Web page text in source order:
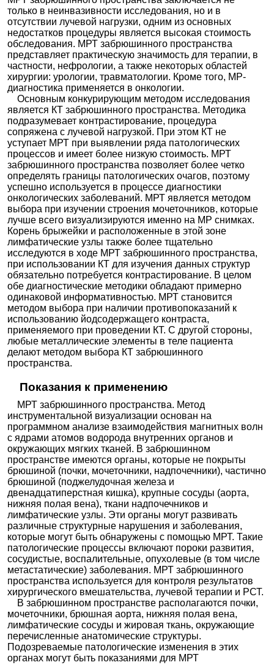
МЦ Эталон Здоровья на Красноармейской
Ростов-на-Дону; ул. Красноармейская, д. 220А
+7(863 ..показать
8000₽ Запись
Аперто Диагностик на Красном проспекте
Новосибирск; Красный пр-т, д. 54
; м. Красный проспект
+7(383 ..показать
9000₽ Запись
ПЭТ-Технолоджи на 8-й просеке
Самара; ул. 8-ая просека, д. 48 ; м. Безымянка
+7(800
3700₽ Запись
ПЭТ-Технолоджи в Подольске
Подольск; ул. 50 лет ВЛКСМ, д. 26;
+7(499
6500₽ Запись
СИМЕД на Магнитогорской
Санкт-Петербург; ул. Магнитогорская, д. 23, корп. 1 ; м.
Ладожская
+7(499..показать
7100₽ Запись
Ещё клиник -232.Используйте фильтры
только в неинвазивности исследования, но и в
отсутствии лучевой нагрузки, одним из основных
недостатков процедуры является высокая стоимость
обследования. МРТ забрюшинного пространства
представляет практическую значимость для терапии, в
частности, нефрологии, а также некоторых областей
хирургии: урологии, травматологии. Кроме того, МР-
диагностика применяется в онкологии.
Основным конкурирующим методом исследования
является КТ забрюшинного пространства. Методика
подразумевает контрастирование, процедура
сопряжена с лучевой нагрузкой. При этом КТ не
уступает МРТ при выявлении ряда патологических
процессов и имеет более низкую стоимость. МРТ
забрюшинного пространства позволяет более четко
определять границы патологических очагов, поэтому
успешно используется в процессе диагностики
онкологических заболеваний. МРТ является методом
выбора при изучении строения мочеточников, которые
лучше всего визуализируются именно на МР снимках.
Корень брыжейки и расположенные в этой зоне
лимфатические узлы также более тщательно
исследуются в ходе МРТ забрюшинного пространства,
при использовании КТ для изучения данных структур
обязательно потребуется контрастирование. В целом
обе диагностические методики обладают примерно
одинаковой информативностью. МРТ становится
методом выбора при наличии противопоказаний к
использованию йодсодержащего контраста,
применяемого при проведении КТ. С другой стороны,
любые металлические элементы в теле пациента
делают методом выбора КТ забрюшинного
пространства.
Показания к применению
МРТ забрюшинного пространства. Метод
инструментальной визуализации основан на
программном анализе взаимодействия магнитных волн
с ядрами атомов водорода внутренних органов и
окружающих мягких тканей. В забрюшинном
пространстве имеются органы, которые не покрыты
брюшиной (почки, мочеточники, надпочечники), частично
брюшиной (поджелудочная железа и
двенадцатиперстная кишка), крупные сосуды (аорта,
нижняя полая вена), ткани надпочечников и
лимфатические узлы. Эти органы могут развивать
различные структурные нарушения и заболевания,
которые могут быть обнаружены с помощью МРТ. Такие
патологические процессы включают пороки развития,
сосудистые, воспалительные, опухолевые (в том числе
метастатические) заболевания. МРТ забрюшинного
пространства используется для контроля результатов
хирургического вмешательства, лучевой терапии и РСТ.
В забрюшинном пространстве располагаются почки,
мочеточники, брюшная аорта, нижняя полая вена,
лимфатические сосуды и жировая ткань, окружающие
перечисленные анатомические структуры.
Подозреваемые патологические изменения в этих
органах могут быть показаниями для МРТ